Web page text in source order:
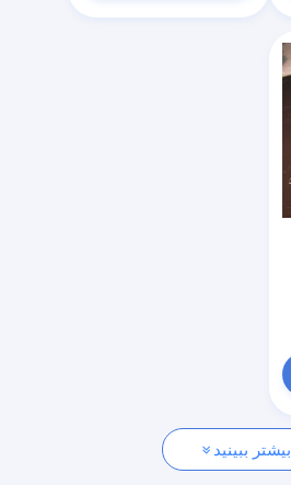
بیشتر ببینید